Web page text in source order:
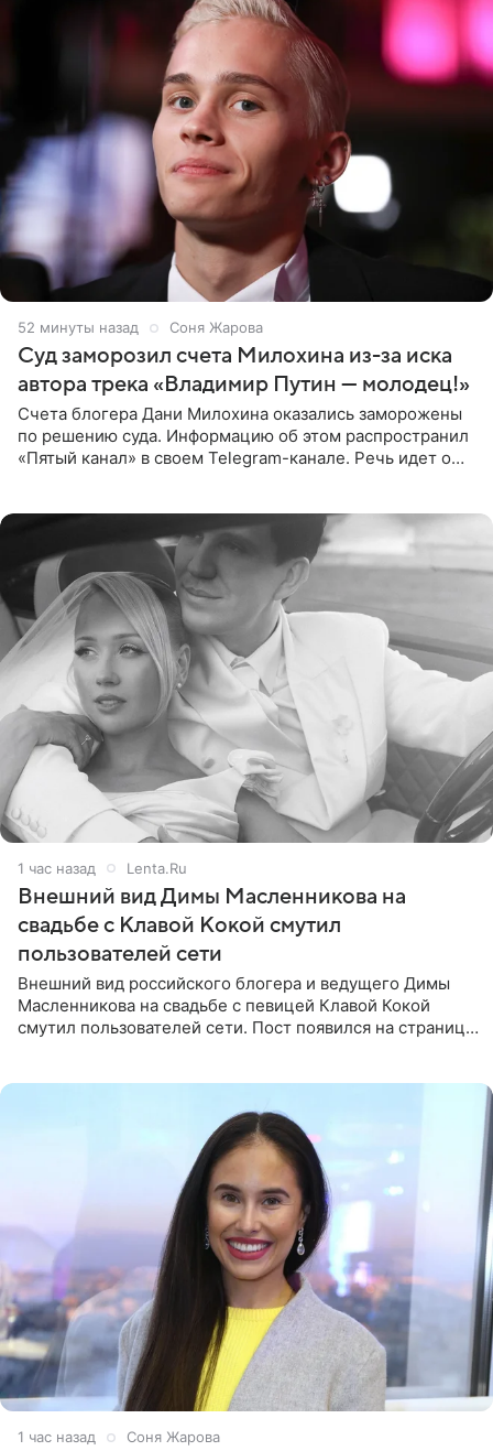
53 минуты назад Соня Жарова
Суд заморозил счета Милохина из-за иска
автора трека «Владимир Путин — молодец!»
Счета блогера Дани Милохина оказались заморожены
по решению суда. Информацию об этом распространил
«Пятый канал» в своем Telegram-канале. Речь идет о
1 час назад Lenta.Ru
Внешний вид Димы Масленникова на
свадьбе с Клавой Кокой смутил
пользователей сети
Внешний вид российского блогера и ведущего Димы
Масленникова на свадьбе с певицей Клавой Кокой
смутил пользователей сети. Пост появился на странице
1 час назад Соня Жарова